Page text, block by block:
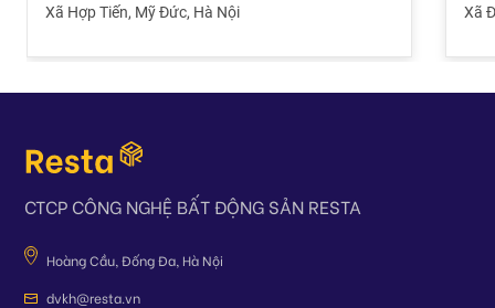
Xã Hợp Tiến, Mỹ Đức, Hà Nội Xã
CTCP CÔNG NGHỆ BẤT ĐỘNG SẢN RESTA
Hoàng Cầu, Đống Đa, Hà Nội
dvkh@resta.vn